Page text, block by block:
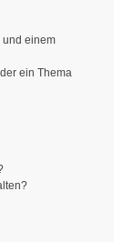
und einem
ein Thema